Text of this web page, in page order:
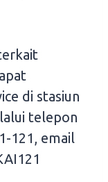
di stasiun
telepon
121, email